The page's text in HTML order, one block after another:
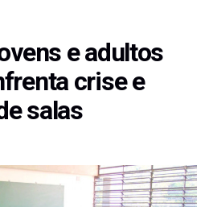
e adultos
crise e
salas